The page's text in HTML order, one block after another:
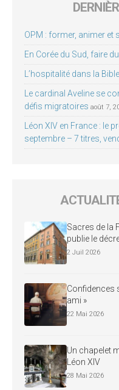
OPM : former, animer et
En Corée du Sud, faire
L’hospitalité dans la Bible
Le cardinal Aveline se
défis migratoires août 7,
Léon XIV en France : le
septembre – 7 titres,
Sacres de la
publie le
2 Juil 2026
Confidences
ami »
22 Mai 2026
Un chapelet
Léon XIV
28 Mai 2026